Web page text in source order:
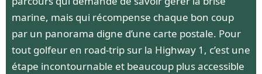
marine, mais qui récompense chaque bon coup
par un panorama digne d’une carte postale. Pour
tout golfeur en road-trip sur la Highway 1, c’est une
étape incontournable et beaucoup plus accessible